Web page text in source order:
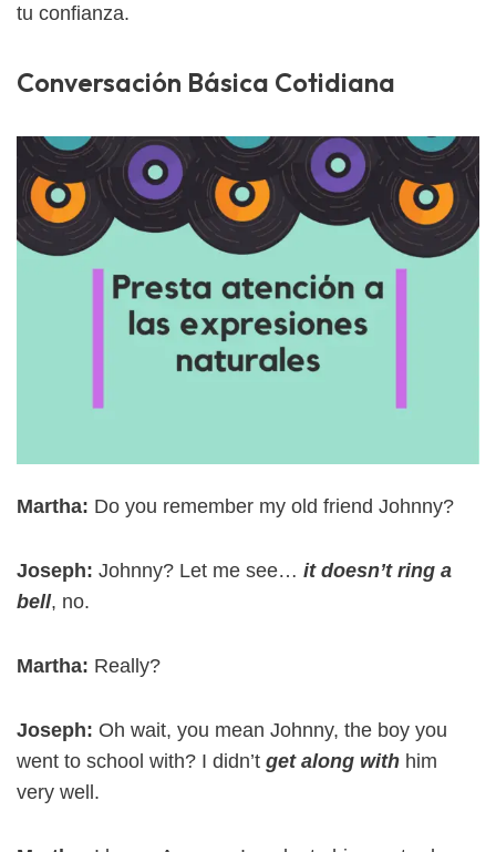
tu confianza.
Conversación Básica Cotidiana
Martha: Do you remember my old friend Johnny?
Joseph: Johnny? Let me see… it doesn’t ring a
bell, no.
Martha: Really?
Joseph: Oh wait, you mean Johnny, the boy you
went to school with? I didn’t get along with him
very well.